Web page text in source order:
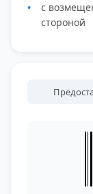
с
стороной